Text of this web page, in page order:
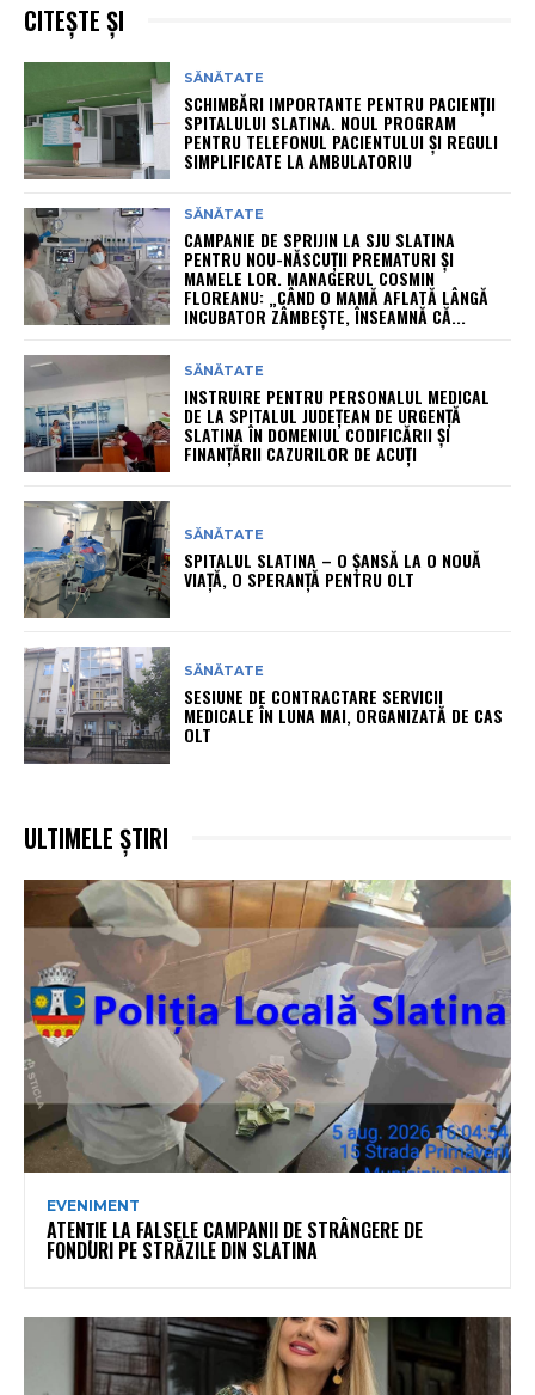
CITEȘTE ȘI
SĂNĂTATE
SCHIMBĂRI IMPORTANTE PENTRU PACIENȚII
SPITALULUI SLATINA. NOUL PROGRAM
PENTRU TELEFONUL PACIENTULUI ȘI REGULI
SIMPLIFICATE LA AMBULATORIU
SĂNĂTATE
CAMPANIE DE SPRIJIN LA SJU SLATINA
PENTRU NOU-NĂSCUȚII PREMATURI ȘI
MAMELE LOR. MANAGERUL COSMIN
FLOREANU: „CÂND O MAMĂ AFLATĂ LÂNGĂ
INCUBATOR ZÂMBEȘTE, ÎNSEAMNĂ CĂ...
SĂNĂTATE
INSTRUIRE PENTRU PERSONALUL MEDICAL
DE LA SPITALUL JUDEȚEAN DE URGENȚĂ
SLATINA ÎN DOMENIUL CODIFICĂRII ȘI
FINANȚĂRII CAZURILOR DE ACUȚI
SĂNĂTATE
SPITALUL SLATINA – O ȘANSĂ LA O NOUĂ
VIAȚĂ, O SPERANȚĂ PENTRU OLT
SĂNĂTATE
SESIUNE DE CONTRACTARE SERVICII
MEDICALE ÎN LUNA MAI, ORGANIZATĂ DE CAS
OLT
ULTIMELE ȘTIRI
EVENIMENT
ATENȚIE LA FALSELE CAMPANII DE STRÂNGERE DE
FONDURI PE STRĂZILE DIN SLATINA